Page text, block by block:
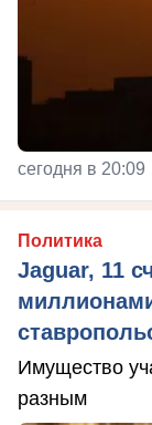
сегодня в 20:09
Политика
Jaguar, 11
Имущество
разным